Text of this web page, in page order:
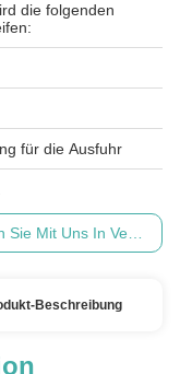
die folgenden
für die Ausfuhr
Sie Mit Uns In
Beschreibung